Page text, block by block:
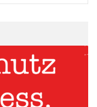
ist Wolff-Hertwig
Nachhaltigkeit und
im Vertrieb wird